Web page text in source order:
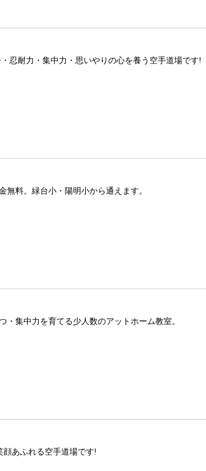
忍耐力・集中力・思いやりの心を養う空手道場です!
無料。緑台小・陽明小から通えます。
集中力を育てる少人数のアットホーム教室。
あふれる空手道場です!